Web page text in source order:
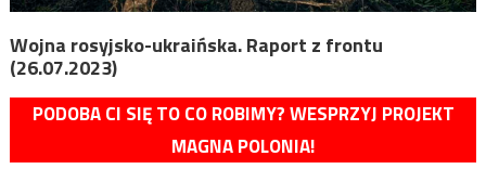
Wojna rosyjsko-ukraińska. Raport z frontu
(26.07.2023)
PODOBA CI SIĘ TO CO ROBIMY? WESPRZYJ PROJEKT
MAGNA POLONIA!